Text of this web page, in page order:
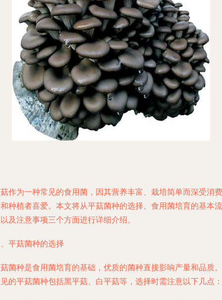
作为一种常见的食用菌，因其营养丰富、栽培简单而深受消费
种植者喜爱。本文将从平菇菌种的选择、食用菌培育的基本流
及注意事项三个方面进行详细介绍。
平菇菌种的选择
菌种是食用菌培育的基础，优质的菌种直接影响产量和品质。
的平菇菌种包括黑平菇、白平菇等，选择时需注意以下几点：